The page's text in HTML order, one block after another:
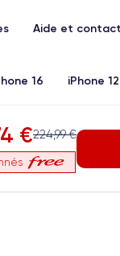
Aide et contact
16 iPhone
X iPhone XS
€224,99 €